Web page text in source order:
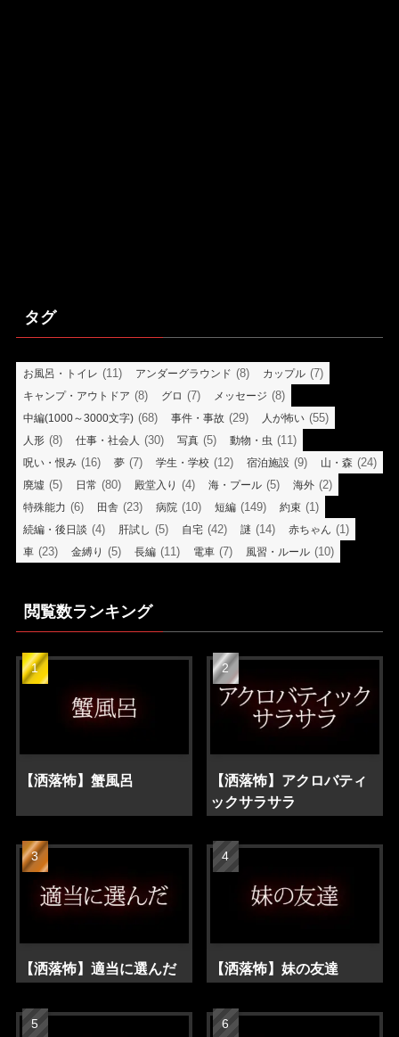
タグ
お風呂・トイレ (11) アンダーグラウンド (8) カップル (7)
キャンプ・アウトドア (8) グロ (7) メッセージ (8)
中編(1000～3000文字) (68) 事件・事故 (29) 人が怖い (55)
人形 (8) 仕事・社会人 (30) 写真 (5) 動物・虫 (11)
呪い・恨み (16) 夢 (7) 学生・学校 (12) 宿泊施設 (9) 山・森 (24)
廃墟 (5) 日常 (80) 殿堂入り (4) 海・プール (5) 海外 (2)
特殊能力 (6) 田舎 (23) 病院 (10) 短編 (149) 約束 (1)
続編・後日談 (4) 肝試し (5) 自宅 (42) 謎 (14) 赤ちゃん (1)
車 (23) 金縛り (5) 長編 (11) 電車 (7) 風習・ルール (10)
閲覧数ランキング
【洒落怖】蟹風呂
【洒落怖】アクロバティ
ックサラサラ
【洒落怖】適当に選んだ 【洒落怖】妹の友達